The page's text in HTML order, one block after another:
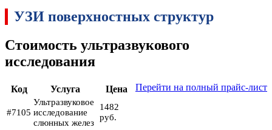
УЗИ поверхностных структур
Стоимость ультразвукового
исследования
Перейти на полный прайс-лист
Код Услуга Цена
#7105
Ультразвуковое
исследование
слюнных желез
1482
руб.